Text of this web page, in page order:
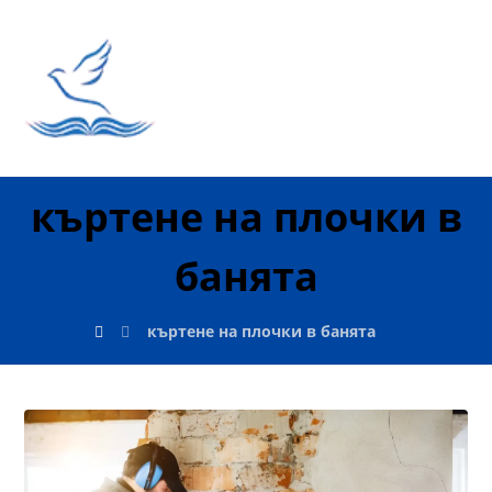
къртене на плочки в
банята
къртене на плочки в банята